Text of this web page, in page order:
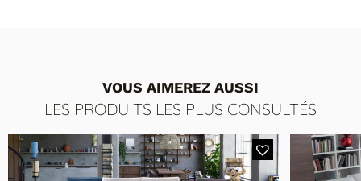
VOUS AIMEREZ AUSSI
LES PRODUITS LES PLUS CONSULTÉS